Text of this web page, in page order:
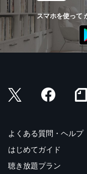
スマホを使って
よくある質問・ヘルプ
はじめてガイド
聴き放題プラン